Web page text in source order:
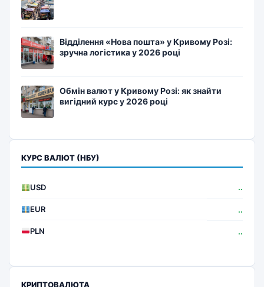
Відділення «Нова пошта» у Кривому Розі:
зручна логістика у 2026 році
Обмін валют у Кривому Розі: як знайти
вигідний курс у 2026 році
КУРС ВАЛЮТ (НБУ)
USD ..
EUR ..
PLN ..
КРИПТОВАЛЮТА